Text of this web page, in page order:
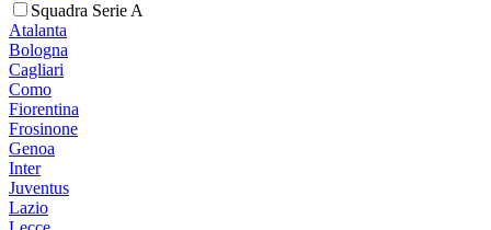
Squadra Serie A
Atalanta
Bologna
Cagliari
Como
Fiorentina
Frosinone
Genoa
Inter
Juventus
Lazio